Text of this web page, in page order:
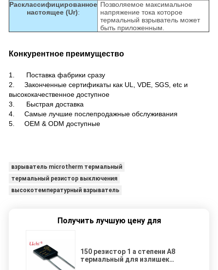
Расклассифицированное
настоящее (Ur):
Позволяемое максимальное
напряжение тока которое
термальный взрыватель может
быть приложенным.
Конкурентное преимущество
1. Поставка фабрики сразу
2. Законченные сертификаты как UL, VDE, SGS, etc и
высококачественное доступное
3. Быстрая доставка
4. Самые лучшие послепродажные обслуживания
5. OEM & ODM доступные
взрыватель microtherm термальный
термальный резистор выключения
высокотемпературный взрыватель
Получить лучшую цену для
150 резистор 1 a степени A8
термальный для излишек